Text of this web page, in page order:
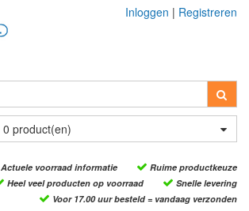
Inloggen | Registreren
0 product(en)
Actuele voorraad informatie
Ruime productkeuze
Heel veel producten op voorraad
Snelle levering
Voor 17.00 uur besteld = vandaag verzonden